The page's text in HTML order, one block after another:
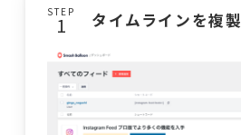
STEP タイムラインを複製